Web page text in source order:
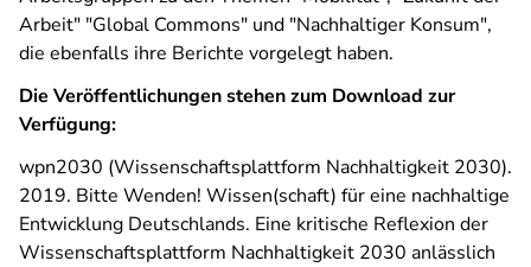
Arbeit" "Global Commons" und "Nachhaltiger Konsum",
die ebenfalls ihre Berichte vorgelegt haben.
Die Veröffentlichungen stehen zum Download zur
Verfügung:
wpn2030 (Wissenschaftsplattform Nachhaltigkeit 2030).
2019. Bitte Wenden! Wissen(schaft) für eine nachhaltige
Entwicklung Deutschlands. Eine kritische Reflexion der
Wissenschaftsplattform Nachhaltigkeit 2030 anlässlich